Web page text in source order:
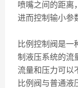
喷嘴之间的距离
进而控制输小参
比例控制阀是一
制液压系统的流
流量和压力可以
比例阀与普通液